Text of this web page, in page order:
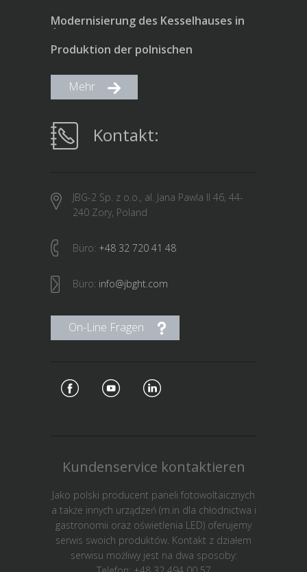
Modernisierung des Kesselhauses in
Produktion der polnischen
Mehr
Kontakt:
JBG-2 Sp. z o.o., al. Jana Pawla II 46, 44-
240 Zory, Poland
Büro: +48 32 720 41 48
Büro: info@jbght.com
On-Line Fragen
Kundenservice kontaktieren
Jako polski producent paneli fotowoltaicznych
a także innych urządzeń (m.in dla chłodnictwa i
gastronomii oraz oświetlenia LED) oferujemy
serwis swoich produktów. Kontakt z działem
serwisu możliwy jest na dwa sposoby: